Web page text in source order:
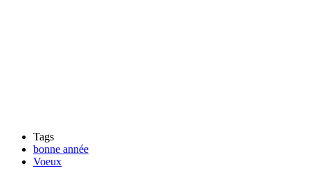
Tags
bonne année
Voeux